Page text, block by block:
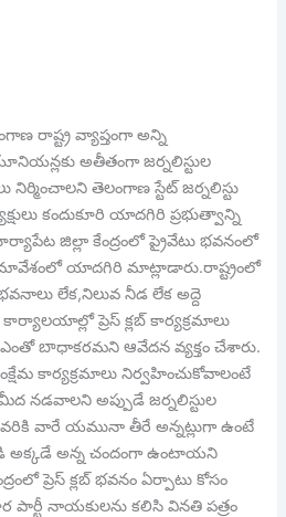
రాష్ట్ర వ్యాప్తంగా అన్ని
అతీతంగా జర్నలిస్టుల
నిర్మించాలని తెలంగాణ స్టేట్ జర్నలిస్టు
కందుకూరి యాదగిరి ప్రభుత్వాన్ని
జిల్లా కేంద్రంలో ప్రైవేటు భవనంలో
యాదగిరి మాట్లాడారు.రాష్ట్రంలో
లేక,నిలువ నీడ లేక అద్దె
ప్రెస్ క్లబ్ కార్యక్రమాలు
ఎంతో బాధాకరమని ఆవేదన వ్యక్తం చేశారు.
సంక్షేమ కార్యక్రమాలు నిర్వహించుకోవాలంటే
నడవాలని అప్పుడే జర్నలిస్టుల
వారే యమునా తీరే అన్నట్లుగా ఉంటే
అక్కడే అన్న చందంగా ఉంటాయని
ప్రెస్ క్లబ్ భవనం ఏర్పాటు కోసం
పార్టీ నాయకులను కలిసి వినతి పత్రం